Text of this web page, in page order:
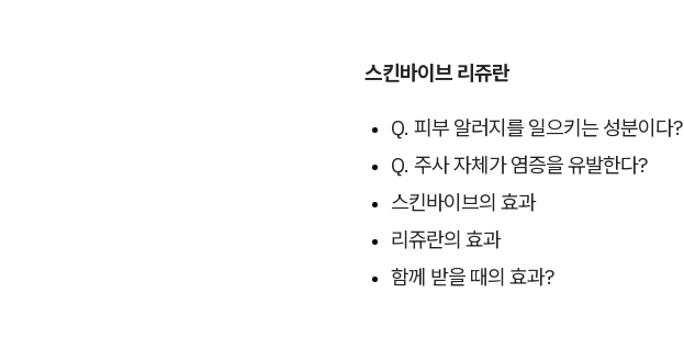
스킨바이브 리쥬란
Q. 피부 알러지를 일으키는 성분이다?
Q. 주사 자체가 염증을 유발한다?
스킨바이브의 효과
리쥬란의 효과
함께 받을 때의 효과?